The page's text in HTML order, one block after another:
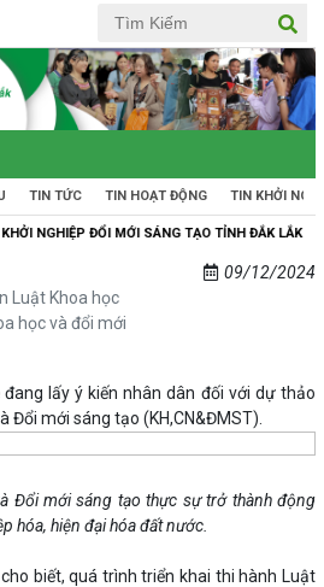
TIN TỨC TIN HOẠT ĐỘNG TIN KHỞI
SÁNG TẠO TỈNH ĐẮK LẮK
Luật Khoa học
học và đổi mới
09/12/2024
đang lấy ý kiến nhân dân đối với dự thảo
Đổi mới sáng tạo (KH,CN&ĐMST).
Đổi mới sáng tạo thực sự trở thành động
hóa, hiện đại hóa đất nước.
biết, quá trình triển khai thi hành Luật